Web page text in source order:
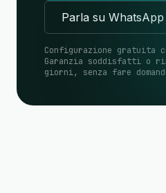
Parla su WhatsApp
Configurazione gratuita
Garanzia soddisfatti o
giorni, senza fare